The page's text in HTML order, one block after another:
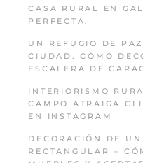
CASA RURAL EN
PERFECTA.
UN REFUGIO DE
CIUDAD. CÓMO
ESCALERA DE
INTERIORISMO
CAMPO ATRAIGA
EN INSTAGRAM
DECORACIÓN DE
RECTANGULAR –